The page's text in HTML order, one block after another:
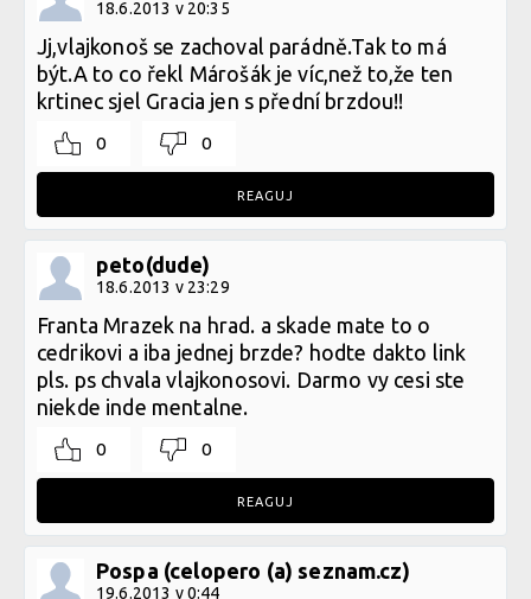
18.6.2013 v 20:35
Jj,vlajkonoš se zachoval parádně.Tak to má
být.A to co řekl Márošák je víc,než to,že ten
krtinec sjel Gracia jen s přední brzdou!!
0 0
REAGUJ
peto(dude)
18.6.2013 v 23:29
Franta Mrazek na hrad. a skade mate to o
cedrikovi a iba jednej brzde? hodte dakto link
pls. ps chvala vlajkonosovi. Darmo vy cesi ste
niekde inde mentalne.
0 0
REAGUJ
Pospa (celopero (a) seznam.cz)
19.6.2013 v 0:44